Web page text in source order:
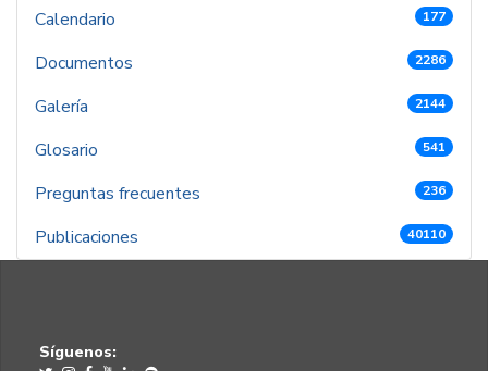
Calendario
177
Documentos 2286
Galería 2144
Glosario 541
Preguntas frecuentes 236
Publicaciones 40110
Síguenos: